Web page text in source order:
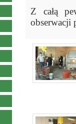
Z całą
obserwacji